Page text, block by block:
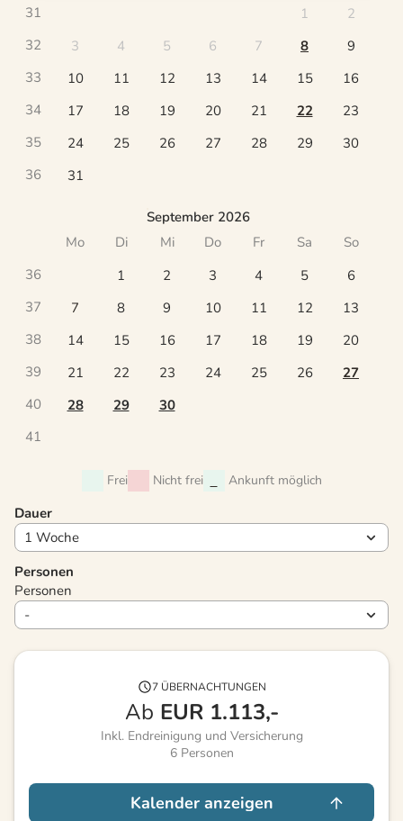
31 1
2
32
3 4 5 6 7 8
9
33
10 11 12 13 14 15
16
34
17 18 19 20 21 22
23
35
24 25 26 27 28 29
30
36
31
September 2026
Mo
Di Mi Do Fr Sa
So
36
1 2 3 4 5
6
37
7 8 9 10 11 12
13
38
14 15 16 17 18 19
20
39
21 22 23 24 25 26
27
40
28 29
30
41
Frei Nicht frei Ankunft möglich
Dauer
Personen
Personen
7 ÜBERNACHTUNGEN
Ab EUR 1.113,-
Inkl. Endreinigung und Versicherung
6 Personen
Kalender anzeigen